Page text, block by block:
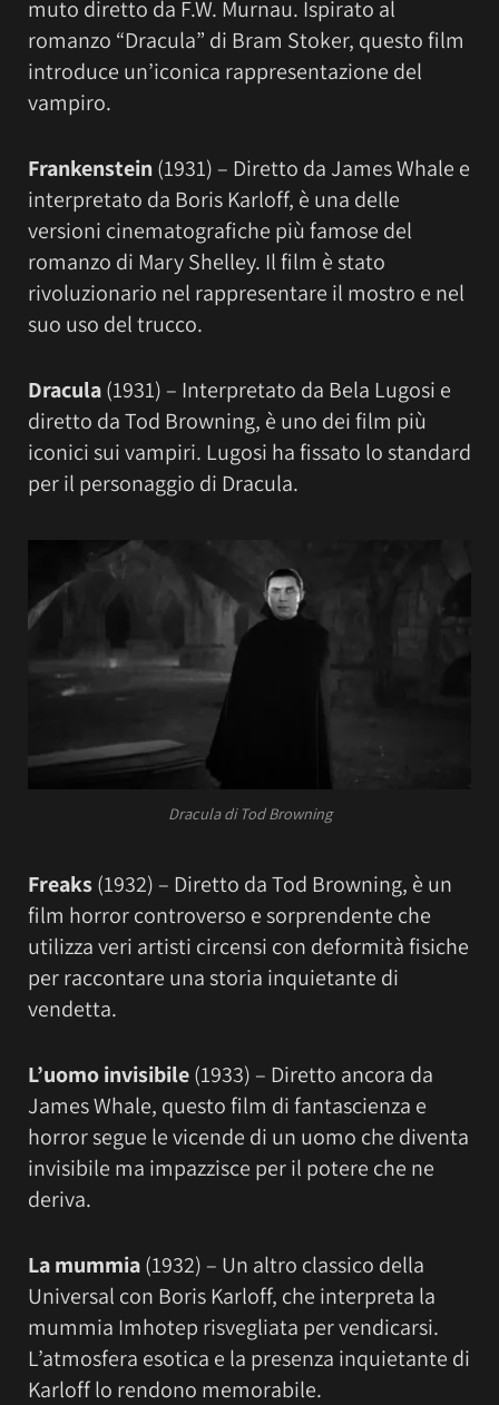
muto diretto da F.W. Murnau. Ispirato al
romanzo “Dracula” di Bram Stoker, questo film
introduce un’iconica rappresentazione del
vampiro.
Frankenstein(1931) – Diretto da James Whale e
interpretato da Boris Karloff, è una delle
versioni cinematografiche più famose del
romanzo di Mary Shelley. Il film è stato
rivoluzionario nel rappresentare il mostro e nel
suo uso del trucco.
Dracula(1931) – Interpretato da Bela Lugosi e
diretto da Tod Browning, è uno dei film più
iconici sui vampiri. Lugosi ha fissato lo standard
per il personaggio di Dracula.
Dracula di Tod Browning
Freaks(1932) – Diretto da Tod Browning, è un
film horror controverso e sorprendente che
utilizza veri artisti circensi con deformità fisiche
per raccontare una storia inquietante di
vendetta.
L’uomo invisibile(1933) – Diretto ancora da
James Whale, questo film di fantascienza e
horror segue le vicende di un uomo che diventa
invisibile ma impazzisce per il potere che ne
deriva.
La mummia(1932) – Un altro classico della
Universal con Boris Karloff, che interpreta la
mummia Imhotep risvegliata per vendicarsi.
L’atmosfera esotica e la presenza inquietante di
Karloff lo rendono memorabile.